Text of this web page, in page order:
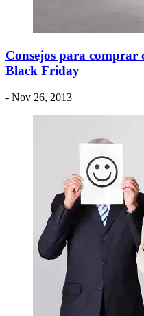
Consejos para comprar
Black Friday
- Nov 26, 2013